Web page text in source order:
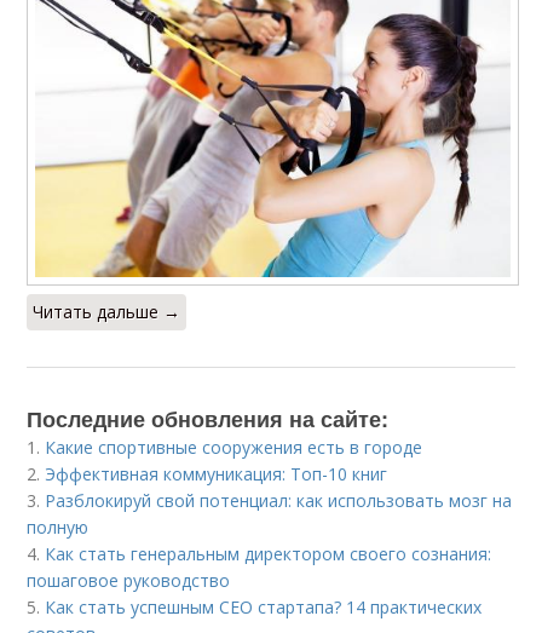
Читать дальше →
Последние обновления на сайте:
1. Какие спортивные сооружения есть в городе
2. Эффективная коммуникация: Топ-10 книг
3. Разблокируй свой потенциал: как использовать мозг на
полную
4. Как стать генеральным директором своего сознания:
пошаговое руководство
5. Как стать успешным СЕО стартапа? 14 практических